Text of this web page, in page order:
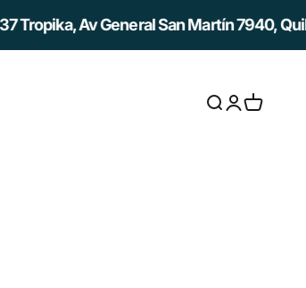
Av General San Martín 7940,
AbrirAbrirAbrir